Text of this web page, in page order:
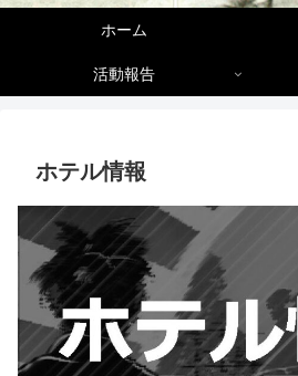
ホーム
活動報告
ホテル情報